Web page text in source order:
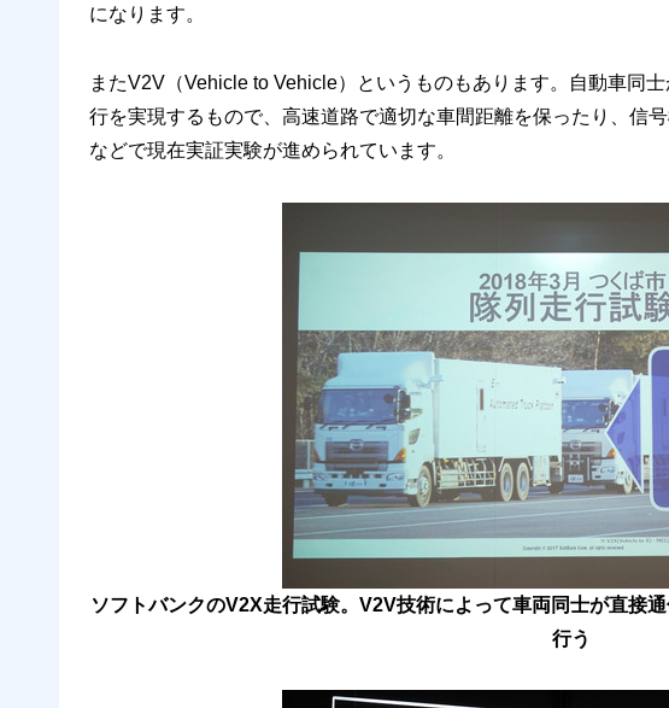
になります。
またV2V（Vehicle to Vehicle）というものもあります。自動車同
行を実現するもので、高速道路で適切な車間距離を保ったり、信
などで現在実証実験が進められています。
ソフトバンクのV2X走行試験。V2V技術によって車両同士が直接
行う